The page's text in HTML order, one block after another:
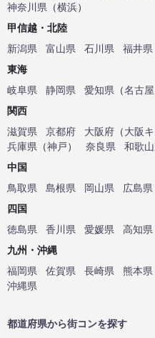
神奈川県 （横浜）
甲信越・北陸
新潟県
富山県 石川県 福井県
東海
岐阜県
静岡県 愛知県 （名古屋
関西
滋賀県
京都府 大阪府 （大阪
兵庫県 （神戸） 奈良県
和歌
中国
鳥取県
島根県 岡山県 広島県
四国
徳島県
香川県 愛媛県
高知県
九州・沖縄
福岡県
佐賀県 長崎県 熊本県
沖縄県
都道府県から街コンを探す